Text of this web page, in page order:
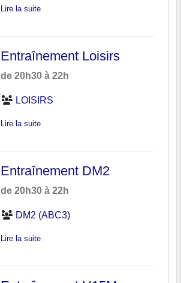
Lire la suite
Entraînement Loisirs
de 20h30 à 22h
LOISIRS
Lire la suite
Entraînement DM2
de 20h30 à 22h
DM2 (ABC3)
Lire la suite